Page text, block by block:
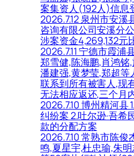
案集资人(192人)信息
2026.7.12 泉州市安
咨询有限公司安溪分
涉案资金4,269,132元
2026.7.11 宁德市霞浦
郑雪健,陈海鹏,肖鸿铭
潘建强,黄梦莹,郑超
联系到所有被害人,现
无法相应返还,三个月
2026.7.10 博州精河县
纠纷案 2.吐尔逊·吾希
款的分配方案
2026.7.10 常熟市陈俊
鸣,夏星宇,杜忠瑜,朱